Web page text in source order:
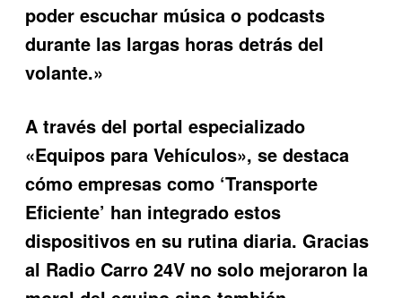
poder escuchar música o podcasts
durante las largas horas detrás del
volante.»
A través del portal especializado
«Equipos para Vehículos», se destaca
cómo empresas como ‘Transporte
Eficiente’ han integrado estos
dispositivos en su rutina diaria. Gracias
al Radio Carro 24V no solo mejoraron la